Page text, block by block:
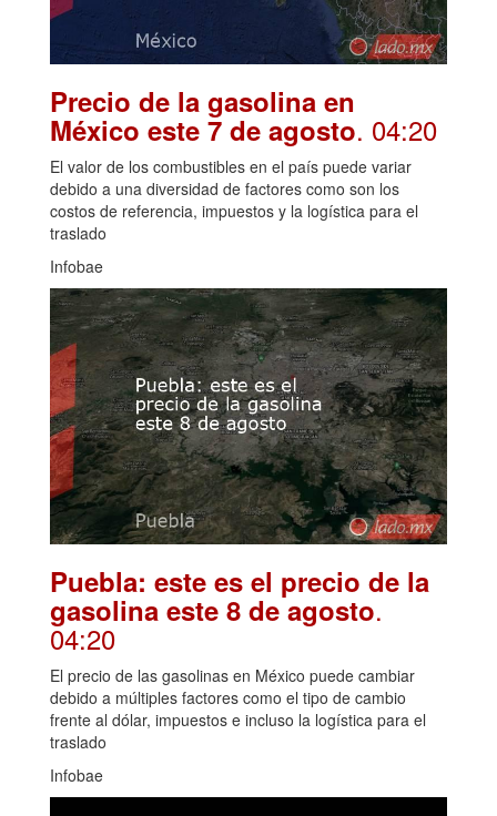
Precio de la gasolina en
México este 7 de agosto. 04:20
El valor de los combustibles en el país puede variar
debido a una diversidad de factores como son los
costos de referencia, impuestos y la logística para el
traslado
Infobae
Puebla: este es el precio de la
gasolina este 8 de agosto.
04:20
El precio de las gasolinas en México puede cambiar
debido a múltiples factores como el tipo de cambio
frente al dólar, impuestos e incluso la logística para el
traslado
Infobae